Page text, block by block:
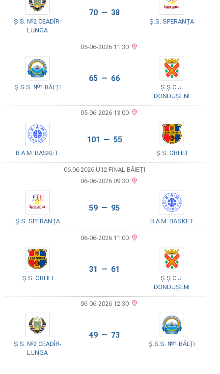
Ș.S. №2 CEADÎR-
LUNGA
70 — 38
Ș.S. SPERANȚA
05-06-2026 11:30
Ș.S.S. №1 BĂLȚI
65 — 66
Ș.Ș.C.J.
DONDUȘENI
05-06-2026 13:00
B.A.M. BASKET
101 — 55
Ș.S. ORHEI
06.06.2026 U12 FINAL BĂIEȚI
06-06-2026 09:30
Ș.S. SPERANȚA
59 — 95
B.A.M. BASKET
06-06-2026 11:00
Ș.S. ORHEI
31 — 61
Ș.Ș.C.J.
DONDUȘENI
06-06-2026 12:30
Ș.S. №2 CEADÎR-
LUNGA
49 — 73
Ș.S.S. №1 BĂLȚI